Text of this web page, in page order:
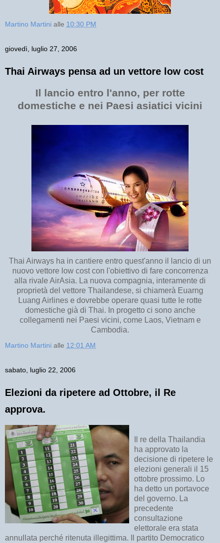
Martino Martini alle 10:30 PM
giovedì, luglio 27, 2006
Thai Airways pensa ad un vettore low cost
Il lancio entro l'anno, per rotte
domestiche e nei Paesi asiatici vicini
Thai Airways ha in cantiere entro quest'anno il lancio di un
nuovo vettore low cost con l'obiettivo di fare concorrenza
alla rivale AirAsia. La nuova compagnia, interamente di
proprietà del vettore Thailandese, si chiamerà Euarng
Luang Airlines e dovrebbe operare quasi tutte le rotte
domestiche già di Thai. In progetto ci sono anche
collegamenti nei Paesi vicini, come Laos, Vietnam e
Cambodia.
Martino Martini alle 12:01 AM
sabato, luglio 22, 2006
Elezioni da ripetere ad Ottobre, il Re
approva.
Il re della Thailandia
ha approvato la
decisione di ripetere le
elezioni generali il 15
ottobre prossimo. Lo
ha detto un portavoce
del governo. La
precedente
consultazione
elettorale era stata
annullata perché ritenuta illegittima. Il partito Democratico